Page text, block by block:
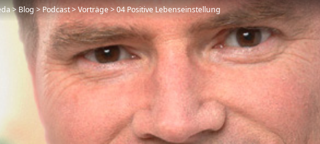
>Blog>Podcast>Vorträge>04 Positive Lebenseinstellung